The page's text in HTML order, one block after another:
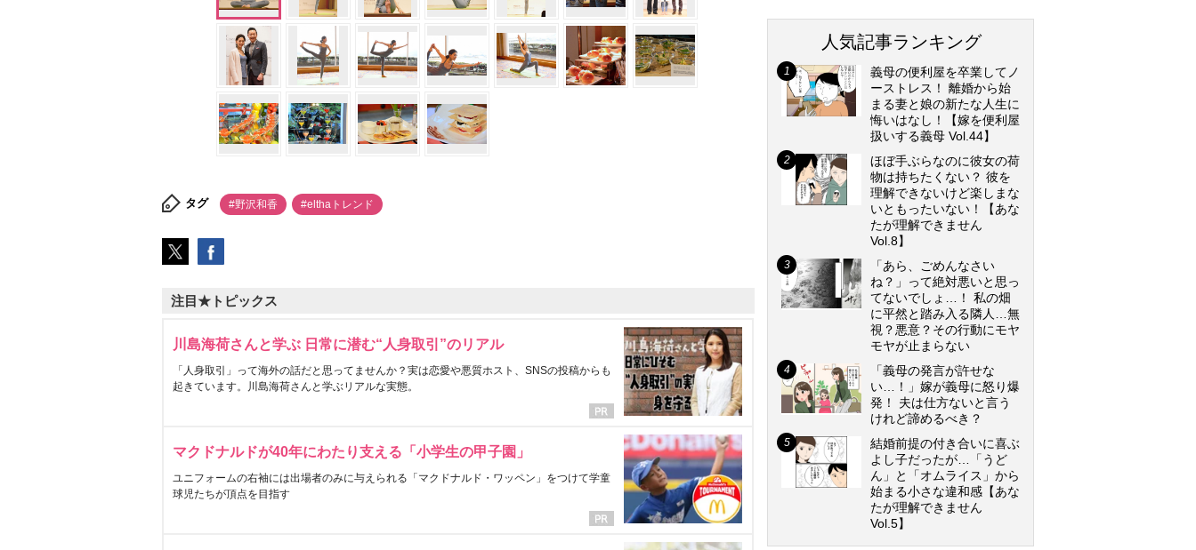
タグ #野沢和香 #elthaトレンド
注目★トピックス
川島海荷さんと学ぶ 日常に潜む“人身取引”のリアル
「人身取引」って海外の話だと思ってませんか？実は恋愛や悪質ホスト、SNSの投稿からも
起きています。川島海荷さんと学ぶリアルな実態。
マクドナルドが40年にわたり支える「小学生の甲子園」
ユニフォームの右袖には出場者のみに与えられる「マクドナルド・ワッペン」をつけて学童
球児たちが頂点を目指す
人気記事ランキング
義母の便利屋を卒業してノ
ーストレス！ 離婚から始
まる妻と娘の新たな人生に
悔いはなし！【嫁を便利屋
扱いする義母 Vol.44】
ほぼ手ぶらなのに彼女の荷
物は持ちたくない？ 彼を
理解できないけど楽しまな
いともったいない！【あな
たが理解できません
Vol.8】
「あら、ごめんなさい
ね？」って絶対悪いと思っ
てないでしょ…！ 私の畑
に平然と踏み入る隣人…無
視？悪意？その行動にモヤ
モヤが止まらない
「義母の発言が許せな
い…！」嫁が義母に怒り爆
発！ 夫は仕方ないと言う
けれど諦めるべき？
結婚前提の付き合いに喜ぶ
よし子だったが…「うど
ん」と「オムライス」から
始まる小さな違和感【あな
たが理解できません
Vol.5】